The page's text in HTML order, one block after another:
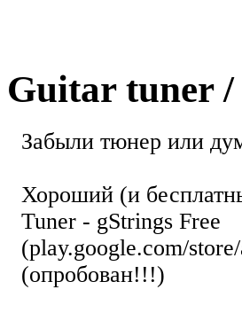
Guitar tuner
Забыли тюнер или
Хороший (и
Tuner - gStrings Free
(play.google.com/
(опробован!!!)